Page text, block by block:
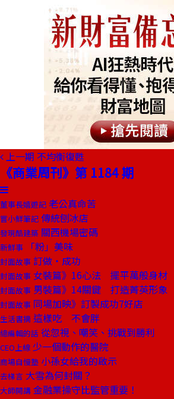
上一期 不均衡復甦
《商業周刊》第 1184 期
董事長嬉遊記 老公真命苦
嘗小鮮筆記 傳統刨冰店
發現酷建築 關西機場密碼
新鮮事 「粉」美味
封面故事 訂做‧成功
封面故事 女裝篇》16心法 擺平萬般身材
封面故事 男裝篇》14關鍵 打造菁英形象
封面故事 同場加映》訂製成功7好店
生活書摘 這樣吃 不會胖
總編輯的話 從忽視、嘲笑、挑戰到勝利
CEO上線 少一個動作的醫院
商場自慢塾 小孫女給我的啟示
去梯言 大雪為何封關？
大師開講 金融業操守比監管重要！